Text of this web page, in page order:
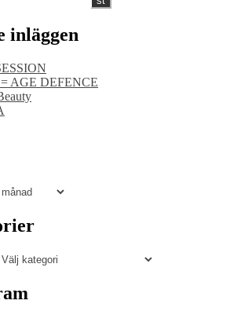
inläggen
= AGE DEFENCE